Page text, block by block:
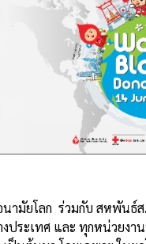
ามัยโลก ร่วมกับ สหพันธ์ส
ประเทศ และ ทุกหน่วยง